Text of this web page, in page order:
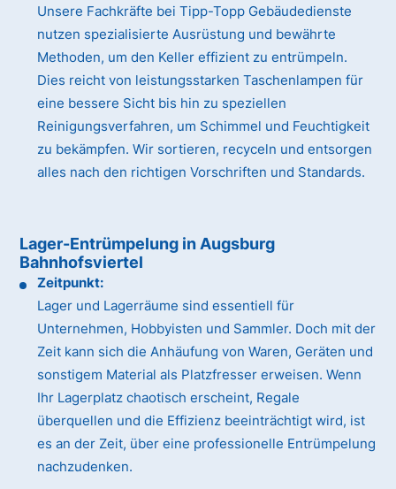
Unsere Fachkräfte bei Tipp-Topp Gebäudedienste
nutzen spezialisierte Ausrüstung und bewährte
Methoden, um den Keller effizient zu entrümpeln.
Dies reicht von leistungsstarken Taschenlampen für
eine bessere Sicht bis hin zu speziellen
Reinigungsverfahren, um Schimmel und Feuchtigkeit
zu bekämpfen. Wir sortieren, recyceln und entsorgen
alles nach den richtigen Vorschriften und Standards.
Lager-Entrümpelung in Augsburg
Bahnhofsviertel
Zeitpunkt:
Lager und Lagerräume sind essentiell für
Unternehmen, Hobbyisten und Sammler. Doch mit der
Zeit kann sich die Anhäufung von Waren, Geräten und
sonstigem Material als Platzfresser erweisen. Wenn
Ihr Lagerplatz chaotisch erscheint, Regale
überquellen und die Effizienz beeinträchtigt wird, ist
es an der Zeit, über eine professionelle Entrümpelung
nachzudenken.